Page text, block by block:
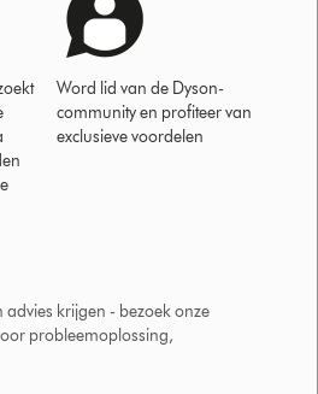
Word lid van de Dyson-
community en profiteer van
exclusieve voordelen
advies krijgen - bezoek onze
probleemoplossing,